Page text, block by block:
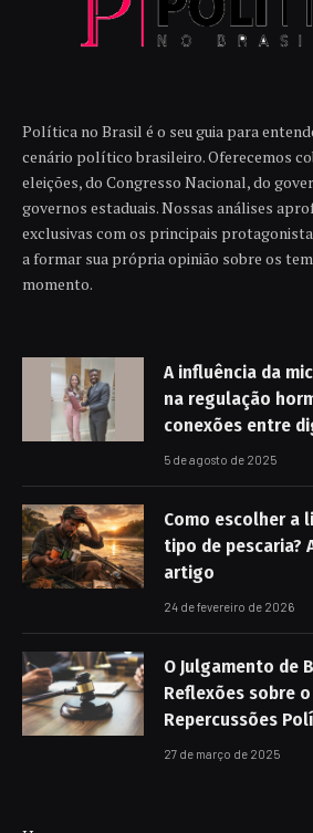
Política no Brasil é o seu guia para
cenário político brasileiro. Oferecemos
eleições, do Congresso Nacional, do
governos estaduais. Nossas análises
exclusivas com os principais
a formar sua própria opinião sobre os
momento.
A influência da
na regulação
conexões entre
5 de agosto de 2025
Como escolher a
tipo de pescaria?
artigo
24 de fevereiro de 2026
O Julgamento de
Reflexões sobre
Repercussões
27 de março de 2025